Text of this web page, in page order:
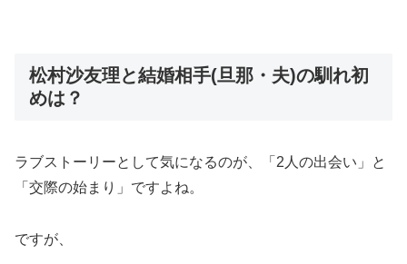
松村沙友理と結婚相手(旦那・夫)の馴れ初
めは？
ラブストーリーとして気になるのが、「2人の出会い」と
「交際の始まり」ですよね。
ですが、